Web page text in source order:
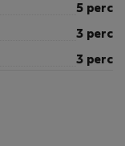
5 perc
3 perc
3 perc